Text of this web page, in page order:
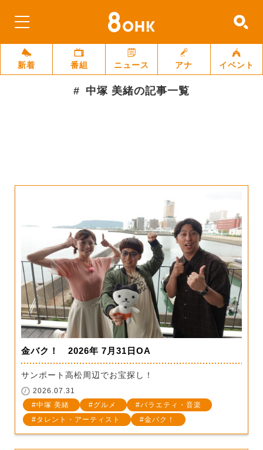
新着 番組 ニュース アナ イベント
中塚 美緒の記事一覧
金バク！ 2026年 7月31日OA
サンポート高松周辺でお宝探し！
2026.07.31
中塚 美緒
グルメ
バラエティ・音楽
タレント・アーティスト
金バク！